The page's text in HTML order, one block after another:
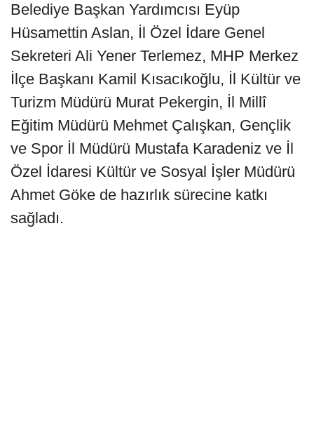
Belediye Başkan Yardımcısı Eyüp
Hüsamettin Aslan, İl Özel İdare Genel
Sekreteri Ali Yener Terlemez, MHP Merkez
İlçe Başkanı Kamil Kısacıkoğlu, İl Kültür ve
Turizm Müdürü Murat Pekergin, İl Millî
Eğitim Müdürü Mehmet Çalışkan, Gençlik
ve Spor İl Müdürü Mustafa Karadeniz ve İl
Özel İdaresi Kültür ve Sosyal İşler Müdürü
Ahmet Göke de hazırlık sürecine katkı
sağladı.